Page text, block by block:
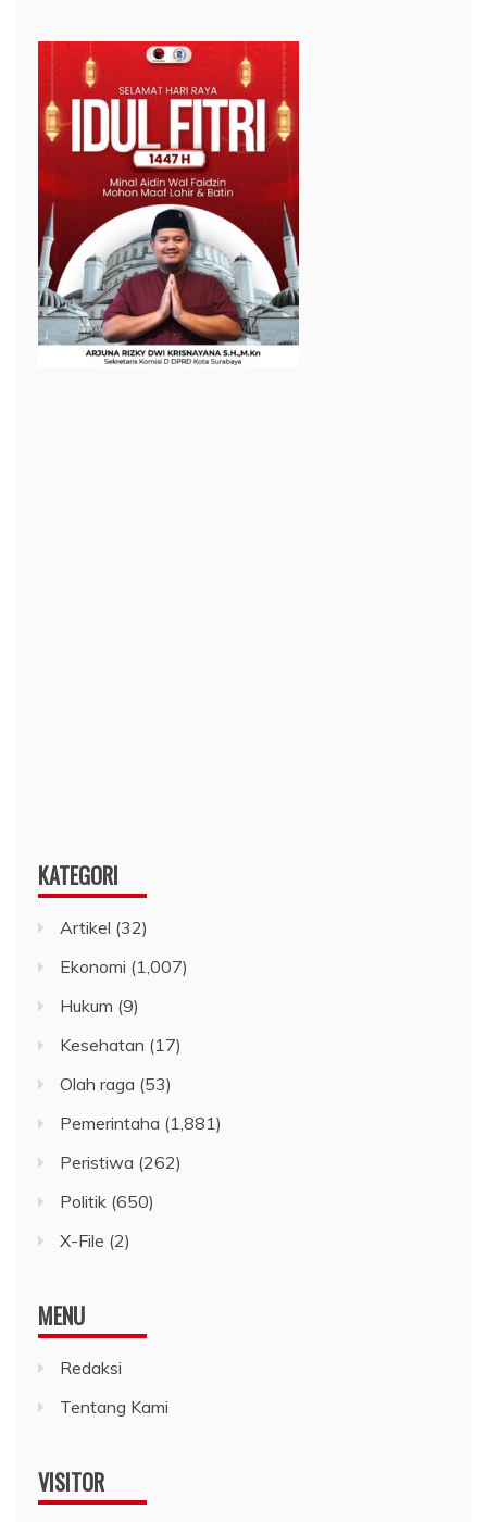
KATEGORI
Artikel (32)
Ekonomi (1,007)
Hukum (9)
Kesehatan (17)
Olah raga (53)
Pemerintaha (1,881)
Peristiwa (262)
Politik (650)
X-File (2)
MENU
Redaksi
Tentang Kami
VISITOR